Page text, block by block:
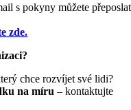
s pokyny můžete přeposlat
zde.
chce rozvíjet své lidi?
na míru – kontaktujte